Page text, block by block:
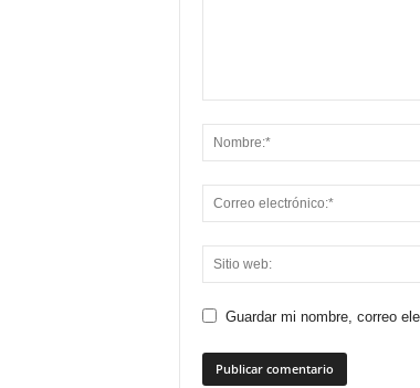
Guardar mi nombre, correo